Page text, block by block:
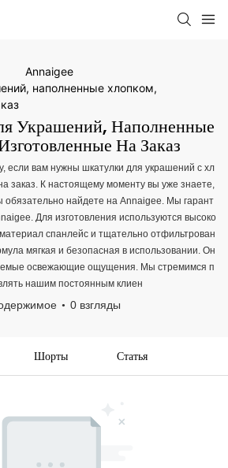
Annaigee
наполненные хлопком,
Украшений, Наполненные
На Заказ
если вам нужны шкатулки для украшений с хл
заказ. К настоящему моменту вы уже знаете,
обязательно найдете на Annaigee. Мы гарант
Для изготовления используются высоко
спанлейс и тщательно отфильтрован
мягкая и безопасная в использовании. Он
освежающие ощущения. Мы стремимся п
нашим постоянным клиен
0 взгляды
Шорты Статья